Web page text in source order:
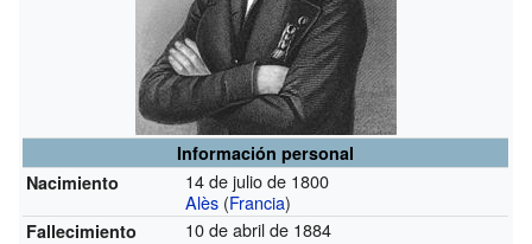
Información personal
Nacimiento
14 de julio de 1800
Alès (Francia)
Fallecimiento
10 de abril de 1884